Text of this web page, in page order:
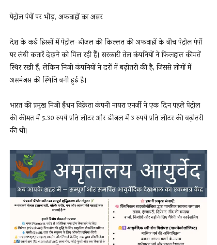
पेट्रोल पंपों पर भीड़, अफवाहों का असर
देश के कई हिस्सों में पेट्रोल-डीजल की किल्लत की अफवाहों के बीच पेट्रोल पंपों
पर लंबी कतारें देखने को मिल रही हैं। सरकारी तेल कंपनियों ने फिलहाल कीमतें
स्थिर रखी हैं, लेकिन निजी कंपनियों ने दरों में बढ़ोतरी की है, जिससे लोगों में
असमंजस की स्थिति बनी हुई है।
भारत की प्रमुख निजी ईंधन विक्रेता कंपनी नायरा एनर्जी ने एक दिन पहले पेट्रोल
की कीमत में 5.30 रुपये प्रति लीटर और डीजल में 3 रुपये प्रति लीटर की बढ़ोतरी
की थी।